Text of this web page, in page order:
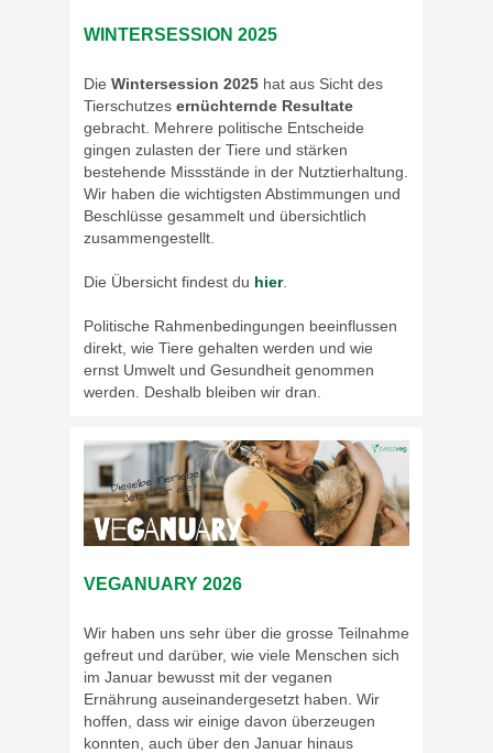
WINTERSESSION 2025
Die Wintersession 2025 hat aus Sicht des
Tierschutzes ernüchternde Resultate
gebracht. Mehrere politische Entscheide
gingen zulasten der Tiere und stärken
bestehende Missstände in der Nutztierhaltung.
Wir haben die wichtigsten Abstimmungen und
Beschlüsse gesammelt und übersichtlich
zusammengestellt.
Die Übersicht findest du hier.
Politische Rahmenbedingungen beeinflussen
direkt, wie Tiere gehalten werden und wie
ernst Umwelt und Gesundheit genommen
werden. Deshalb bleiben wir dran.
VEGANUARY 2026
Wir haben uns sehr über die grosse Teilnahme
gefreut und darüber, wie viele Menschen sich
im Januar bewusst mit der veganen
Ernährung auseinandergesetzt haben. Wir
hoffen, dass wir einige davon überzeugen
konnten, auch über den Januar hinaus